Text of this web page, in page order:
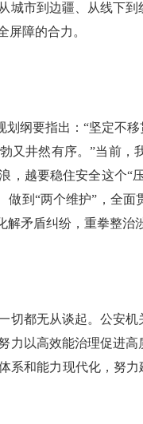
城市到边疆、从线下
屏障的合力。
划纲要指出：“坚定
又井然有序。”当前
，越要稳住安全这个
做到“两个维护”，全
解矛盾纠纷，重拳整
切都无从谈起。公安
力以高效能治理促进
系和能力现代化，努